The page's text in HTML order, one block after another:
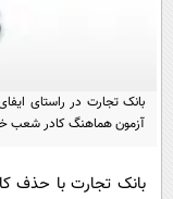
بانک تجارت در راستای
آزمون هماهنگ کادر شعب
بانک تجارت با حذف